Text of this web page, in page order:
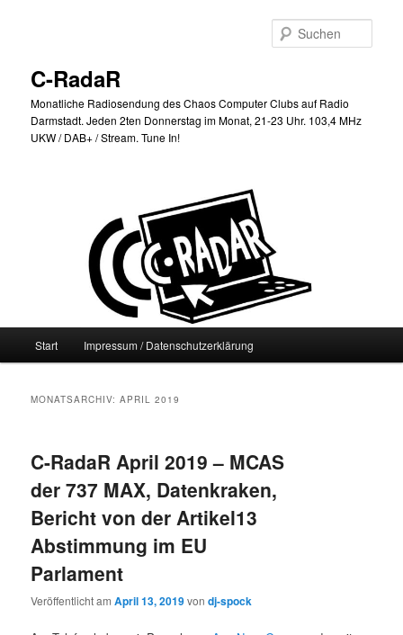
C-RadaR
Monatliche Radiosendung des Chaos Computer Clubs auf Radio
Darmstadt. Jeden 2ten Donnerstag im Monat, 21-23 Uhr. 103,4 MHz
UKW / DAB+ / Stream. Tune In!
Start Impressum / Datenschutzerklärung
MONATSARCHIV:APRIL 2019
C-RadaR April 2019 – MCAS
der 737 MAX, Datenkraken,
Bericht von der Artikel13
Abstimmung im EU
Parlament
Veröffentlicht amApril 13, 2019vondj-spock